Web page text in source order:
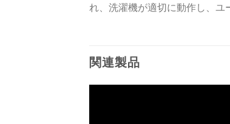
れ、洗濯機が適切に動作し、ユ
関連製品